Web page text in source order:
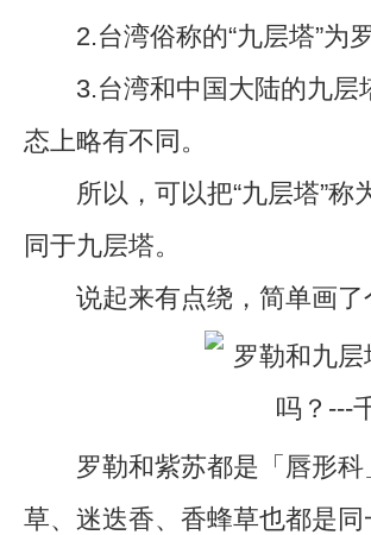
2.台湾俗称的“九层塔”为罗
3.台湾和中国大陆的九层
态上略有不同。
所以，可以把“九层塔”称
同于九层塔。
说起来有点绕，简单画了
罗勒和紫苏都是「唇形科
草、迷迭香、香蜂草也都是